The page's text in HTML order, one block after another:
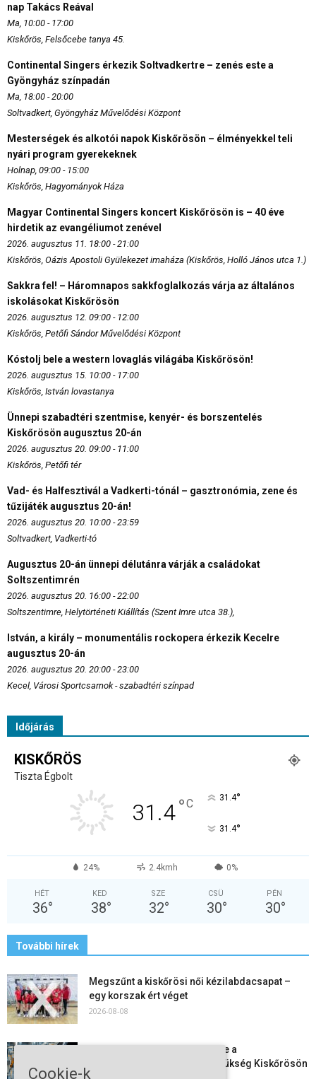
nap Takács Reával
Ma, 10:00 - 17:00
Kiskőrös, Felsőcebe tanya 45.
Continental Singers érkezik Soltvadkertre – zenés este a
Gyöngyház színpadán
Ma, 18:00 - 20:00
Soltvadkert, Gyöngyház Művelődési Központ
Mesterségek és alkotói napok Kiskőrösön – élményekkel teli
nyári program gyerekeknek
Holnap, 09:00 - 15:00
Kiskőrös, Hagyományok Háza
Magyar Continental Singers koncert Kiskőrösön is – 40 éve
hirdetik az evangéliumot zenével
2026. augusztus 11. 18:00 - 21:00
Kiskőrös, Oázis Apostoli Gyülekezet imaháza (Kiskőrös, Holló János utca 1.)
Sakkra fel! – Háromnapos sakkfoglalkozás várja az általános
iskolásokat Kiskőrösön
2026. augusztus 12. 09:00 - 12:00
Kiskőrös, Petőfi Sándor Művelődési Központ
Kóstolj bele a western lovaglás világába Kiskőrösön!
2026. augusztus 15. 10:00 - 17:00
Kiskőrös, István lovastanya
Ünnepi szabadtéri szentmise, kenyér- és borszentelés
Kiskőrösön augusztus 20-án
2026. augusztus 20. 09:00 - 11:00
Kiskőrös, Petőfi tér
Vad- és Halfesztivál a Vadkerti-tónál – gasztronómia, zene és
tűzijáték augusztus 20-án!
2026. augusztus 20. 10:00 - 23:59
Soltvadkert, Vadkerti-tó
Augusztus 20-án ünnepi délutánra várják a családokat
Soltszentimrén
2026. augusztus 20. 16:00 - 22:00
Soltszentimre, Helytörténeti Kiállítás (Szent Imre utca 38.),
István, a király – monumentális rockopera érkezik Kecelre
augusztus 20-án
2026. augusztus 20. 20:00 - 23:00
Kecel, Városi Sportcsarnok - szabadtéri színpad
Időjárás
KISKŐRÖS
Tiszta Égbolt
31.4°C 31.4°
31.4°
24% 2.4kmh 0%
HÉT
36°
KED
38°
SZE
32°
CSÜ
30°
PÉN
30°
További hírek
Megszűnt a kiskőrösi női kézilabdacsapat –
egy korszak ért véget
2026-08-08
Aktuális állásajánlatok: ezekre a
munkavállalókra van most szükség Kiskőrösön
Cookie-k